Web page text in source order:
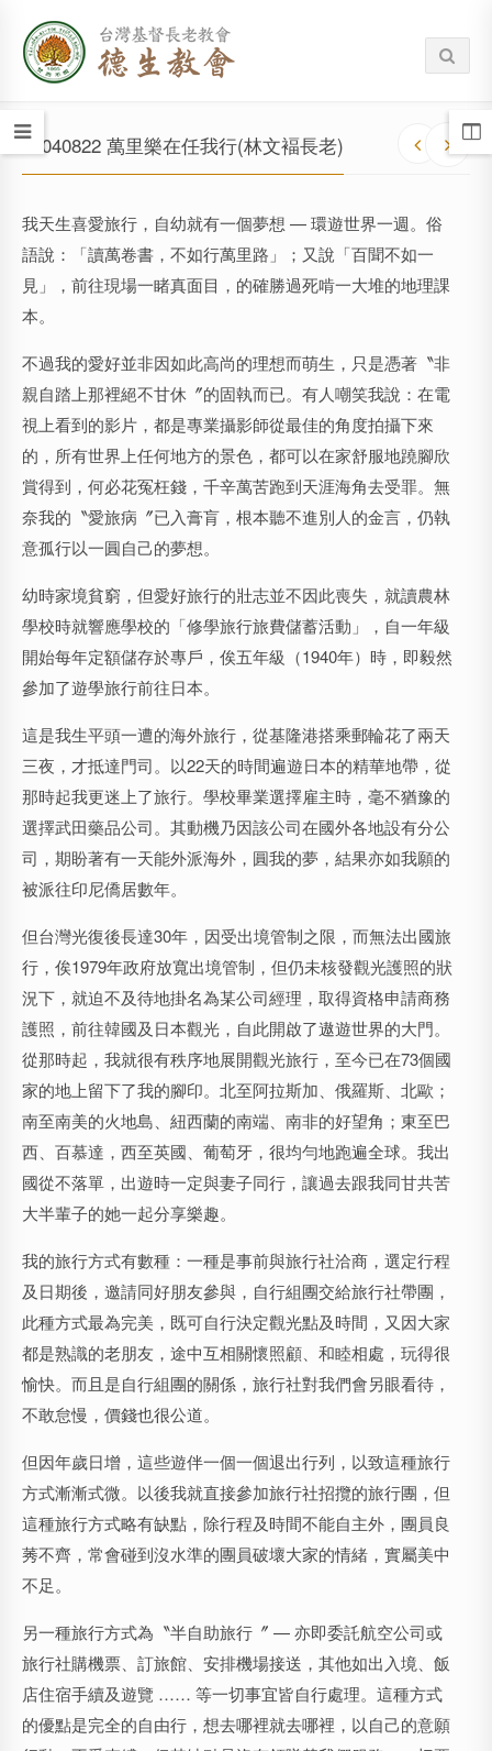
20040822 萬里樂在任我行(林文褔長老)
我天生喜愛旅行，自幼就有一個夢想 — 環遊世界一週。俗
語說：「讀萬卷書，不如行萬里路」；又說「百聞不如一
見」，前往現場一睹真面目，的確勝過死啃一大堆的地理課
本。
不過我的愛好並非因如此高尚的理想而萌生，只是憑著〝非
親自踏上那裡絕不甘休〞的固執而已。有人嘲笑我說：在電
視上看到的影片，都是專業攝影師從最佳的角度拍攝下來
的，所有世界上任何地方的景色，都可以在家舒服地蹺腳欣
賞得到，何必花冤枉錢，千辛萬苦跑到天涯海角去受罪。無
奈我的〝愛旅病〞已入膏肓，根本聽不進別人的金言，仍執
意孤行以一圓自己的夢想。
幼時家境貧窮，但愛好旅行的壯志並不因此喪失，就讀農林
學校時就響應學校的「修學旅行旅費儲蓄活動」，自一年級
開始每年定額儲存於專戶，俟五年級（1940年）時，即毅然
參加了遊學旅行前往日本。
這是我生平頭一遭的海外旅行，從基隆港搭乘郵輪花了兩天
三夜，才抵達門司。以22天的時間遍遊日本的精華地帶，從
那時起我更迷上了旅行。學校畢業選擇雇主時，毫不猶豫的
選擇武田藥品公司。其動機乃因該公司在國外各地設有分公
司，期盼著有一天能外派海外，圓我的夢，結果亦如我願的
被派往印尼僑居數年。
但台灣光復後長達30年，因受出境管制之限，而無法出國旅
行，俟1979年政府放寬出境管制，但仍未核發觀光護照的狀
況下，就迫不及待地掛名為某公司經理，取得資格申請商務
護照，前往韓國及日本觀光，自此開啟了遨遊世界的大門。
從那時起，我就很有秩序地展開觀光旅行，至今已在73個國
家的地上留下了我的腳印。北至阿拉斯加、俄羅斯、北歐；
南至南美的火地島、紐西蘭的南端、南非的好望角；東至巴
西、百慕達，西至英國、葡萄牙，很均勻地跑遍全球。我出
國從不落單，出遊時一定與妻子同行，讓過去跟我同甘共苦
大半輩子的她一起分享樂趣。
我的旅行方式有數種：一種是事前與旅行社洽商，選定行程
及日期後，邀請同好朋友參與，自行組團交給旅行社帶團，
此種方式最為完美，既可自行決定觀光點及時間，又因大家
都是熟識的老朋友，途中互相關懷照顧、和睦相處，玩得很
愉快。而且是自行組團的關係，旅行社對我們會另眼看待，
不敢怠慢，價錢也很公道。
但因年歲日增，這些遊伴一個一個退出行列，以致這種旅行
方式漸漸式微。以後我就直接參加旅行社招攬的旅行團，但
這種旅行方式略有缺點，除行程及時間不能自主外，團員良
莠不齊，常會碰到沒水準的團員破壞大家的情緒，實屬美中
不足。
另一種旅行方式為〝半自助旅行〞 — 亦即委託航空公司或
旅行社購機票、訂旅館、安排機場接送，其他如出入境、飯
店住宿手續及遊覽 …… 等一切事宜皆自行處理。這種方式
的優點是完全的自由行，想去哪裡就去哪裡，以自己的意願